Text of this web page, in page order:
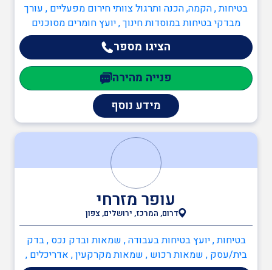
בטיחות , הקמה, הכנה ותרגול צוותי חירום מפעליים , עורך
מבדקי בטיחות במוסדות חינוך , יועץ חומרים מסוכנים
(חומ"ס) , יועץ בטיחות בעבודה , יועץ ISO 45001 , יועץ ISO
9001 , מדריך עבודה בגובה , ממונה בטיחות בבניה , ממונה
בטיחות בעבודה , ממונה בטיחות אש , כיבוי אש ,
כתיבה/עדכון תיק שטח , כתיבה/עדכון תיק מפעל , הקמה,
הכנה ותרגול צוותי חירום מפעליים , יועץ בטיחות אש ,
ממונה בטיחות אש , הגנת הסביבה , יועץ חומ"ס (חומרים
מסוכנים) , יועץ ISO 14001 , מהנדסים והנדסאים , הנדסאי
מכשור רפואי
הציגו מספר
פנייה מהירה
מידע נוסף
עופר מזרחי
דרום, המרכז, ירושלים, צפון
בטיחות , יועץ בטיחות בעבודה , שמאות ובדק נכס , בדק
בית/עסק , שמאות רכוש , שמאות מקרקעין , אדריכלים ,